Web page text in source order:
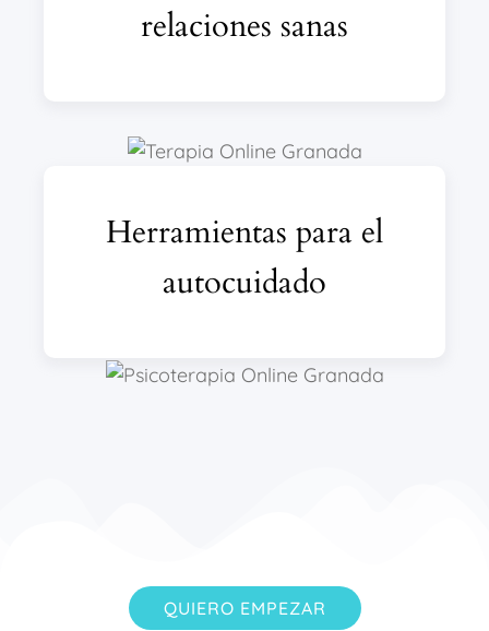
relaciones sanas
Herramientas para el
autocuidado
QUIERO EMPEZAR